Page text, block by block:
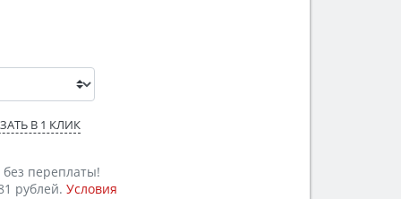
В 1 КЛИК
переплаты!
рублей. Условия